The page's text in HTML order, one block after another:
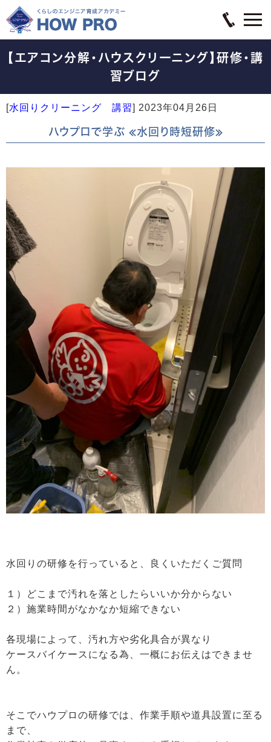
【エアコン分解・ハウスクリーニング】研修・講
習ブログ
[水回りクリーニング 講習] 2023年04月26日
ハウプロで学ぶ ≪水回り時短研修≫
水回りの研修を行っていると、良くいただくご質問
１）どこまで汚れを落としたらいいか分からない
２）施業時間がなかなか短縮できない
各現場によって、汚れ方や劣化具合が異なり
ケースバイケースになる為、一概にお伝えはできませ
ん。
そこでハウプロの研修では、作業手順や道具設置に至る
まで、